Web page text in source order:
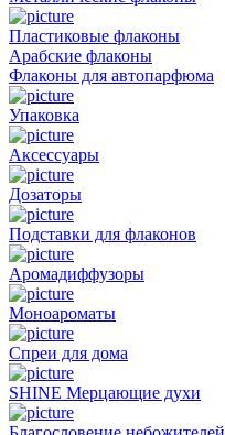
Пластиковые флаконы
Арабские флаконы
Флаконы для автопарфюма
Упаковка
Аксессуары
Дозаторы
Подставки для флаконов
Аромадиффузоры
Моноароматы
Спреи для дома
SHINE Мерцающие духи